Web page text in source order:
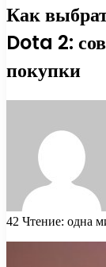
Как
Dota 2:
покупки
42 Чтение: одна